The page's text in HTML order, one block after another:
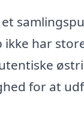
ikke har
for at